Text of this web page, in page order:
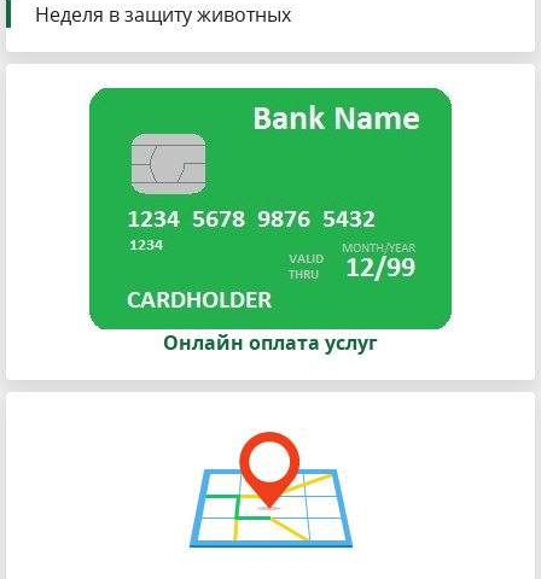
Неделя в защиту животных
Онлайн оплата услуг